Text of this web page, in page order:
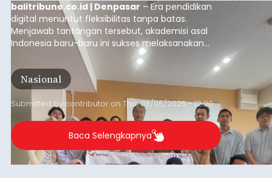
balitribune.co.id | Denpasar – Era pendidikan
digital menuntut fleksibilitas tanpa batas.
Menjawab tantangan tersebut, akademisi asal
Indonesia baru-baru ini sukses melaksanakan
program Pengabdian Kepada Masyarakat (PKM)
skala internasional di Distributed Systems
Laboratory, Okayama University, Jepang.
Nasional
Submitted by contributor on Thu, 08/06/2026 - 12:20
Baca Selengkapnya